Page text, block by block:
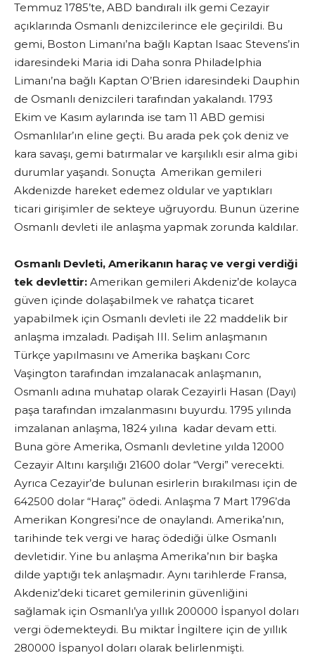
Temmuz 1785’te, ABD bandıralı ilk gemi Cezayir
açıklarında Osmanlı denizcilerince ele geçirildi. Bu
gemi, Boston Limanı’na bağlı Kaptan Isaac Stevens’in
idaresindeki Maria idi Daha sonra Philadelphia
Limanı’na bağlı Kaptan O’Brien idaresindeki Dauphin
de Osmanlı denizcileri tarafından yakalandı. 1793
Ekim ve Kasım aylarında ise tam 11 ABD gemisi
Osmanlılar’ın eline geçti. Bu arada pek çok deniz ve
kara savaşı, gemi batırmalar ve karşılıklı esir alma gibi
durumlar yaşandı. Sonuçta Amerikan gemileri
Akdenizde hareket edemez oldular ve yaptıkları
ticari girişimler de sekteye uğruyordu. Bunun üzerine
Osmanlı devleti ile anlaşma yapmak zorunda kaldılar.
Osmanlı Devleti, Amerikanın haraç ve vergi verdiği
tek devlettir: Amerikan gemileri Akdeniz’de kolayca
güven içinde dolaşabilmek ve rahatça ticaret
yapabilmek için Osmanlı devleti ile 22 maddelik bir
anlaşma imzaladı. Padişah III. Selim anlaşmanın
Türkçe yapılmasını ve Amerika başkanı Corc
Vaşington tarafından imzalanacak anlaşmanın,
Osmanlı adına muhatap olarak Cezayirli Hasan (Dayı)
paşa tarafından imzalanmasını buyurdu. 1795 yılında
imzalanan anlaşma, 1824 yılına kadar devam etti.
Buna göre Amerika, Osmanlı devletine yılda 12000
Cezayir Altını karşılığı 21600 dolar “Vergi” verecekti.
Ayrıca Cezayir’de bulunan esirlerin bırakılması için de
642500 dolar “Haraç” ödedi. Anlaşma 7 Mart 1796’da
Amerikan Kongresi’nce de onaylandı. Amerika’nın,
tarihinde tek vergi ve haraç ödediği ülke Osmanlı
devletidir. Yine bu anlaşma Amerika’nın bir başka
dilde yaptığı tek anlaşmadır. Aynı tarihlerde Fransa,
Akdeniz’deki ticaret gemilerinin güvenliğini
sağlamak için Osmanlı’ya yıllık 200000 İspanyol doları
vergi ödemekteydi. Bu miktar İngiltere için de yıllık
280000 İspanyol doları olarak belirlenmişti.